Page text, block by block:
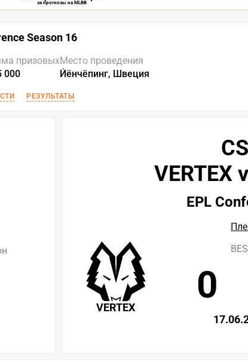
за прогнозы на MLBB
Season 16
призовых
000
Место проведения
Йёнчёпинг, Швеция
РЕЗУЛЬТАТЫ
VERTEX
EPL
VERTEX
0